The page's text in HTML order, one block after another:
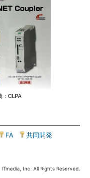
：CLPA
FA 共同開発
Inc. All Rights Reserved.